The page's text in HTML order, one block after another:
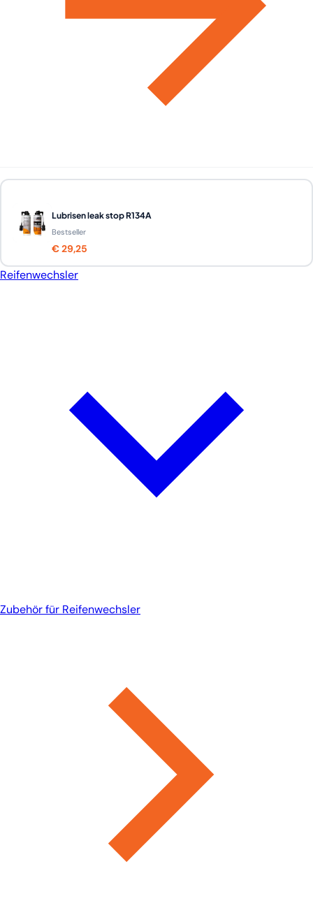
Lubrisen leak stop R134A
Bestseller
€ 29,25
Reifenwechsler
Zubehör für Reifenwechsler